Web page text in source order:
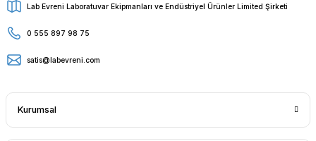
Lab Evreni Laboratuvar Ekipmanları ve Endüstriyel Ürünler Limited Şirketi
0 555 897 98 75
satis@labevreni.com
Kurumsal